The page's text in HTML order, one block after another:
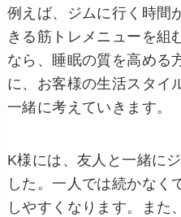
例えば、ジムに行く時間
きる筋トレメニューを組
なら、睡眠の質を高める
に、お客様の生活スタイ
一緒に考えていきます。
K様には、友人と一緒に
した。一人では続かなく
しやすくなります。また